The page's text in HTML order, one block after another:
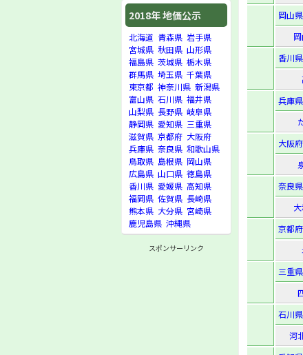
2018年 地価公示
北海道 青森県 岩手県
宮城県 秋田県 山形県
福島県 茨城県 栃木県
群馬県 埼玉県 千葉県
東京都 神奈川県 新潟県
富山県 石川県 福井県
山梨県 長野県 岐阜県
静岡県 愛知県 三重県
滋賀県 京都府 大阪府
兵庫県 奈良県 和歌山県
鳥取県 島根県 岡山県
広島県 山口県 徳島県
香川県 愛媛県 高知県
福岡県 佐賀県 長崎県
熊本県 大分県 宮崎県
鹿児島県 沖縄県
スポンサーリンク
岡山県
香川県
兵庫県
大阪府
奈良県
京都府
三重県
石川県
河